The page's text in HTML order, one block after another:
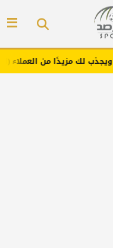
من العملاء (اضغط لطلب